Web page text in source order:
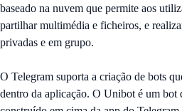
baseado na nuvem que permite aos
partilhar multimédia e ficheiros, e
privadas e em grupo.
O Telegram suporta a criação de bots
dentro da aplicação. O Unibot é um bot